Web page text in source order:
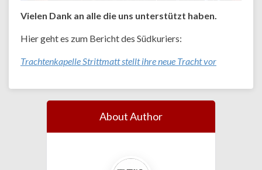
Vielen Dank an alle die uns unterstützt haben.
Hier geht es zum Bericht des Südkuriers:
Trachtenkapelle Strittmatt stellt ihre neue Tracht vor
About Author